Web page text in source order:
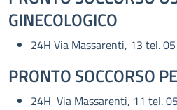
GINECOLOGICO
24H Via Massarenti, 13 tel.
PRONTO SOCCORSO
24H Via Massarenti, 11 tel.